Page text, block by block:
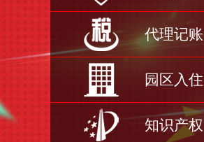
代理记账
园区入住
知识产权